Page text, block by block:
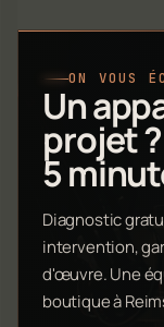
ON VOUS
Un
projet
5
Diagnostic
intervention,
d'œuvre. Une
boutique à